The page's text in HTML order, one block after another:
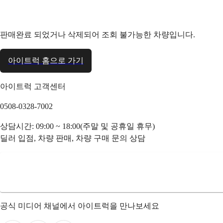
판매완료 되었거나 삭제되어 조회 불가능한 차량입니다.
아이트럭 홈으로 가기
아이트럭 고객센터
0508-0328-7002
상담시간: 09:00 ~ 18:00(주말 및 공휴일 휴무)
딜러 입점, 차량 판매, 차량 구매 문의 상담
공식 미디어 채널에서 아이트럭을 만나보세요